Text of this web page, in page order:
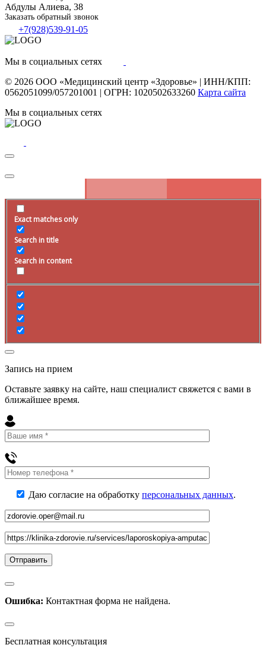
Абдулы Алиева, 38
Заказать обратный звонок
+7(928)539-91-05
Мы в социальных сетях
© 2026 ООО «Медицинский центр «Здоровье» | ИНН/КПП:
0562051099/057201001 | ОГРН: 1020502633260 Карта сайта
Мы в социальных сетях
Exact matches only
Search in title
Search in content
Запись на прием
Оставьте заявку на сайте, наш специалист свяжется с вами в
ближайшее время.
Даю согласие на обработку персональных данных.
Ошибка: Контактная форма не найдена.
Бесплатная консультация